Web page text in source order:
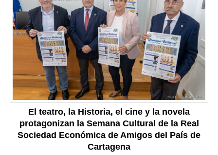
El teatro, la Historia, el cine y la novela
protagonizan la Semana Cultural de la Real
Sociedad Económica de Amigos del País de
Cartagena